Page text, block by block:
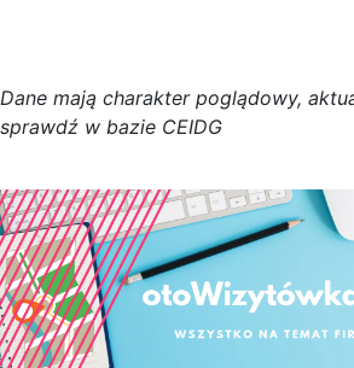
Dane mają charakter poglądowy, aktu
sprawdź w bazie CEIDG